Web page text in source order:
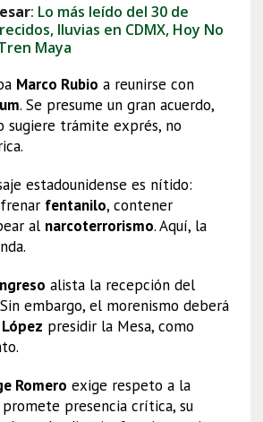
: Lo más leído del 30 de
lluvias en CDMX, Hoy No
Maya
Marco Rubio a reunirse con
. Se presume un gran acuerdo,
sugiere trámite exprés, no
estadounidense es nítido:
fentanilo, contener
al narcoterrorismo. Aquí, la
alista la recepción del
embargo, el morenismo deberá
presidir la Mesa, como
Romero exige respeto a la
promete presencia crítica, su